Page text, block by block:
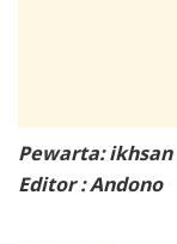
Pewarta: ikhsan
Editor : Andono